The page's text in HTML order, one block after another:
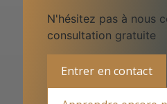
N'hésitez pas à nous
consultation gratuite
Entrer en contact